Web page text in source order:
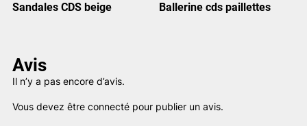
Sandales CDS beige Ballerine cds paillettes
Avis
Il n’y a pas encore d’avis.
Vous devez être connecté pour publier un avis.